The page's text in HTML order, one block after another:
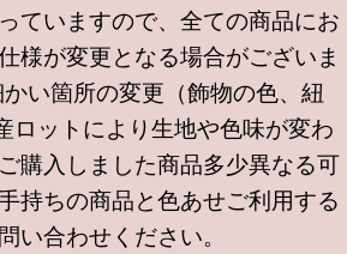
ていますので、全ての商品にお
様が変更となる場合がございま
い箇所の変更（飾物の色、紐
ロットにより生地や色味が変わ
購入しました商品多少異なる可
持ちの商品と色あせご利用する
い合わせください。